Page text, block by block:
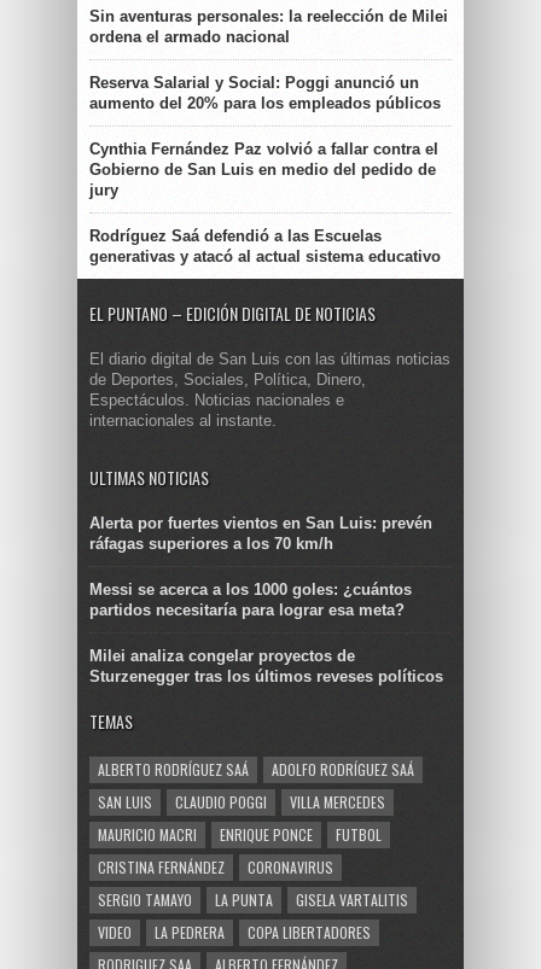
Sin aventuras personales: la reelección de Milei
ordena el armado nacional
Reserva Salarial y Social: Poggi anunció un
aumento del 20% para los empleados públicos
Cynthia Fernández Paz volvió a fallar contra el
Gobierno de San Luis en medio del pedido de
jury
Rodríguez Saá defendió a las Escuelas
generativas y atacó al actual sistema educativo
EL PUNTANO – EDICIÓN DIGITAL DE NOTICIAS
El diario digital de San Luis con las últimas noticias
de Deportes, Sociales, Política, Dinero,
Espectáculos. Noticias nacionales e
internacionales al instante.
ULTIMAS NOTICIAS
Alerta por fuertes vientos en San Luis: prevén
ráfagas superiores a los 70 km/h
Messi se acerca a los 1000 goles: ¿cuántos
partidos necesitaría para lograr esa meta?
Milei analiza congelar proyectos de
Sturzenegger tras los últimos reveses políticos
TEMAS
ALBERTO RODRÍGUEZ SAÁ
ADOLFO RODRÍGUEZ SAÁ
SAN LUIS
CLAUDIO POGGI
VILLA MERCEDES
MAURICIO MACRI
ENRIQUE PONCE
FUTBOL
CRISTINA FERNÁNDEZ
CORONAVIRUS
SERGIO TAMAYO
LA PUNTA
GISELA VARTALITIS
VIDEO
LA PEDRERA
COPA LIBERTADORES
RODRIGUEZ SAA
ALBERTO FERNÁNDEZ